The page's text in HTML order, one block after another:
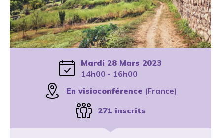
Mardi 28 Mars 2023
14h00 - 16h00
En visioconférence (France)
271 inscrits